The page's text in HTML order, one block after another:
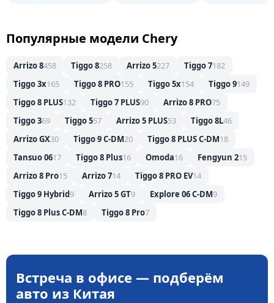
Популярные модели Chery
Arrizo 8458 Tiggo 8258 Arrizo 5227 Tiggo 7182
Tiggo 3x165 Tiggo 8 PRO155 Tiggo 5x154 Tiggo 9149
Tiggo 8 PLUS132 Tiggo 7 PLUS90 Arrizo 8 PRO75
Tiggo 369 Tiggo 557 Arrizo 5 PLUS53 Tiggo 8L46
Arrizo GX30 Tiggo 9 C-DM20 Tiggo 8 PLUS C-DM18
Tansuo 0617 Tiggo 8 Plus16 Omoda16 Fengyun 215
Arrizo 8 Pro15 Arrizo 714 Tiggo 8 PRO EV14
Tiggo 9 Hybrid9 Arrizo 5 GT9 Explore 06 C-DM9
Tiggo 8 Plus C-DM8 Tiggo 8 Pro7
Встреча в офисе — подберём
авто из Китая